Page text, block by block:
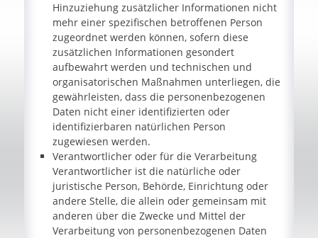
Hinzuziehung zusätzlicher Informationen nicht
mehr einer spezifischen betroffenen Person
zugeordnet werden können, sofern diese
zusätzlichen Informationen gesondert
aufbewahrt werden und technischen und
organisatorischen Maßnahmen unterliegen, die
gewährleisten, dass die personenbezogenen
Daten nicht einer identifizierten oder
identifizierbaren natürlichen Person
zugewiesen werden.
Verantwortlicher oder für die Verarbeitung
Verantwortlicher ist die natürliche oder
juristische Person, Behörde, Einrichtung oder
andere Stelle, die allein oder gemeinsam mit
anderen über die Zwecke und Mittel der
Verarbeitung von personenbezogenen Daten